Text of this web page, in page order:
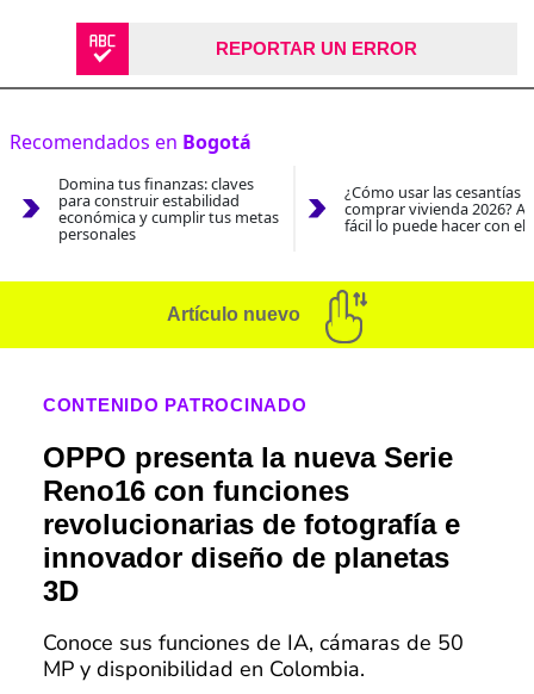
REPORTAR UN ERROR
Recomendados en Bogotá
Domina tus finanzas: claves
para construir estabilidad
económica y cumplir tus metas
personales
¿Cómo usar las cesantías
comprar vivienda 2026?
fácil lo puede hacer con el
Artículo nuevo
CONTENIDO PATROCINADO
OPPO presenta la nueva Serie
Reno16 con funciones
revolucionarias de fotografía e
innovador diseño de planetas
3D
Conoce sus funciones de IA, cámaras de 50
MP y disponibilidad en Colombia.